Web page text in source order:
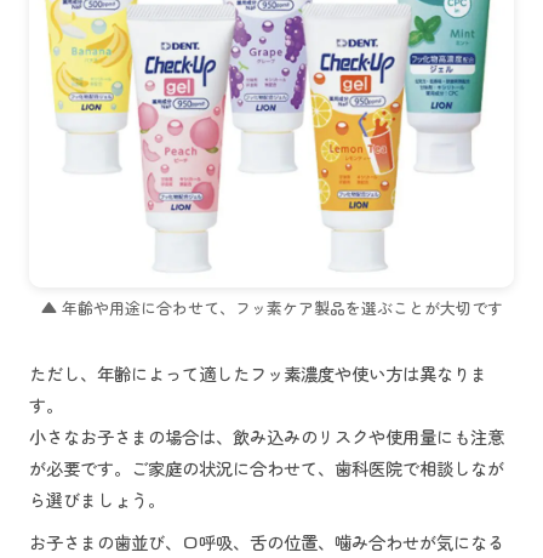
▲ 年齢や用途に合わせて、フッ素ケア製品を選ぶことが大切です
ただし、年齢によって適したフッ素濃度や使い方は異なりま
す。
小さなお子さまの場合は、飲み込みのリスクや使用量にも注意
が必要です。ご家庭の状況に合わせて、歯科医院で相談しなが
ら選びましょう。
お子さまの歯並び、口呼吸、舌の位置、噛み合わせが気になる